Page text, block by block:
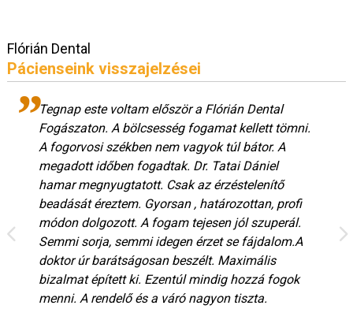
Flórián Dental
Pácienseink visszajelzései
Tegnap este voltam először a Flórián Dental
Fogászaton. A bölcsesség fogamat kellett tömni.
A fogorvosi székben nem vagyok túl bátor. A
megadott időben fogadtak. Dr. Tatai Dániel
hamar megnyugtatott. Csak az érzéstelenítő
beadását éreztem. Gyorsan , határozottan, profi
módon dolgozott. A fogam tejesen jól szuperál.
Semmi sorja, semmi idegen érzet se fájdalom.A
doktor úr barátságosan beszélt. Maximális
bizalmat épített ki. Ezentúl mindig hozzá fogok
menni. A rendelő és a váró nagyon tiszta.